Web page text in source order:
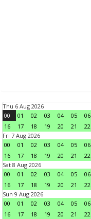
Thu 6 Aug 2026
00
01 02 03 04 05 06
16
17 18 19 20 21 22
Fri 7 Aug 2026
00
01 02 03 04 05 06
16
17 18 19 20 21 22
Sat 8 Aug 2026
00
01 02 03 04 05 06
16
17 18 19 20 21 22
Sun 9 Aug 2026
00
01 02 03 04 05 06
16
17 18 19 20 21 22